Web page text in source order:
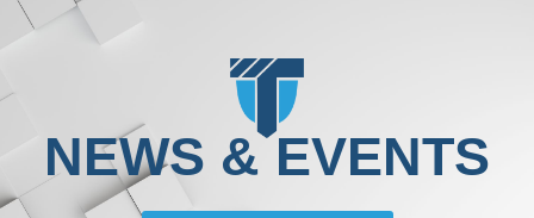
NEWS & EVENTS